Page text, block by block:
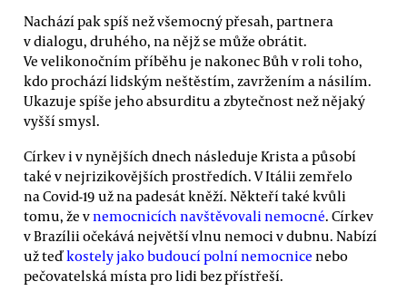
Nachází pak spíš než všemocný přesah, partnera
v dialogu, druhého, na nějž se může obrátit.
Ve velikonočním příběhu je nakonec Bůh v roli toho,
kdo prochází lidským neštěstím, zavržením a násilím.
Ukazuje spíše jeho absurditu a zbytečnost než nějaký
vyšší smysl.
Církev i v nynějších dnech následuje Krista a působí
také v nejrizikovějších prostředích. V Itálii zemřelo
na Covid-19 už na padesát kněží. Někteří také kvůli
tomu, že vnemocnicích navštěvovali nemocné. Církev
v Brazílii očekává největší vlnu nemoci v dubnu. Nabízí
už teďkostely jako budoucí polní nemocnice nebo
pečovatelská místa pro lidi bez přístřeší.